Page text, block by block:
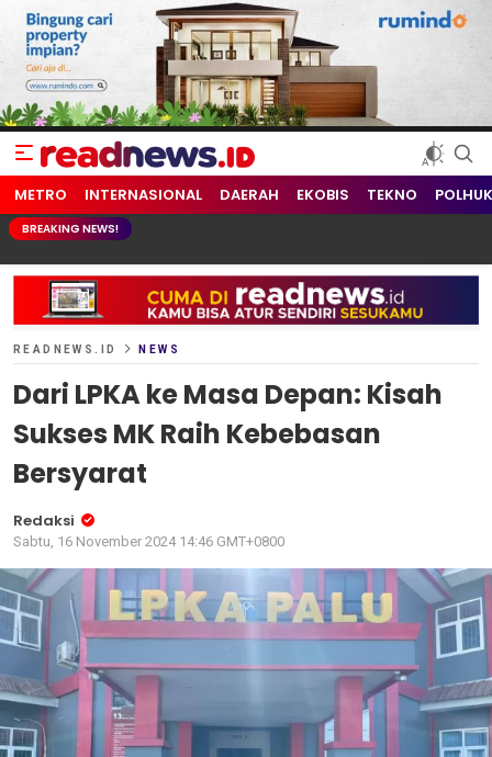
readnews.id
Berita Terkini, Update Terbaru Hari ini dari Indonesia dan Dunia
METRO INTERNASIONAL DAERAH EKOBIS TEKNO
BREAKING NEWS!
READNEWS.ID NEWS
Dari LPKA ke Masa Depan: Kisah
Sukses MK Raih Kebebasan
Bersyarat
Redaksi
Sabtu, 16 November 2024 14:46 GMT+0800